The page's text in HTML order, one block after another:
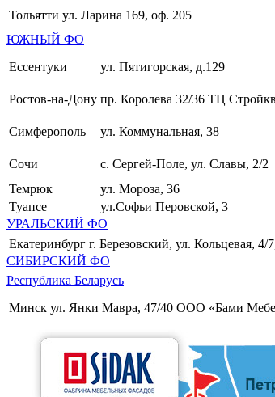
Тольятти ул. Ларина 169, оф. 205
ЮЖНЫЙ ФО
Ессентуки
ул. Пятигорская, д.129
Ростов-на-Дону пр. Королева 32/36 ТЦ
Симферополь
ул. Коммунальная, 38
Сочи
с. Сергей-Поле, ул. Славы, 2/2
Темрюк
ул. Мороза, 36
Туапсе
ул.Софьи Перовской, 3
УРАЛЬСКИЙ ФО
Екатеринбург г. Березовский, ул. Кольцевая, 4/
СИБИРСКИЙ ФО
Республика Беларусь
Минск ул. Янки Мавра, 47/40 ООО «Бами